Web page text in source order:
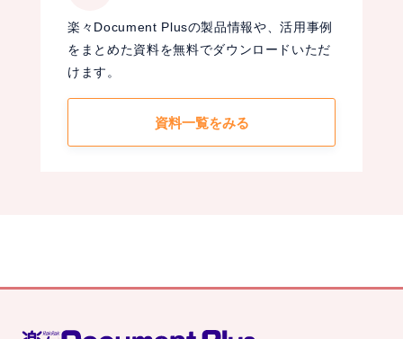
楽々Document Plusの製品情報や、活用事例
をまとめた資料を無料でダウンロードいただ
けます。
資料一覧をみる